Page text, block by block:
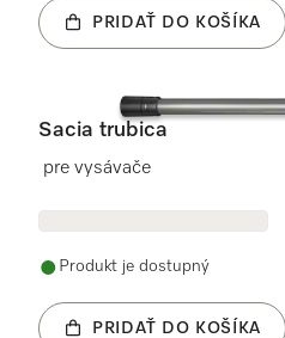
PRIDAŤ DO KOŠÍKA
Sacia trubica
pre vysávače
Produkt je dostupný
PRIDAŤ DO KOŠÍKA